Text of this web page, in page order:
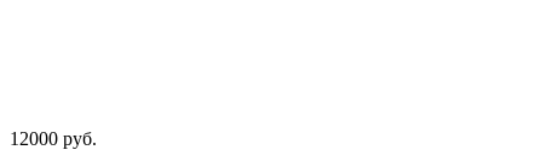
12000 руб.